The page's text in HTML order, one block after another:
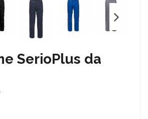
SerioPlus da